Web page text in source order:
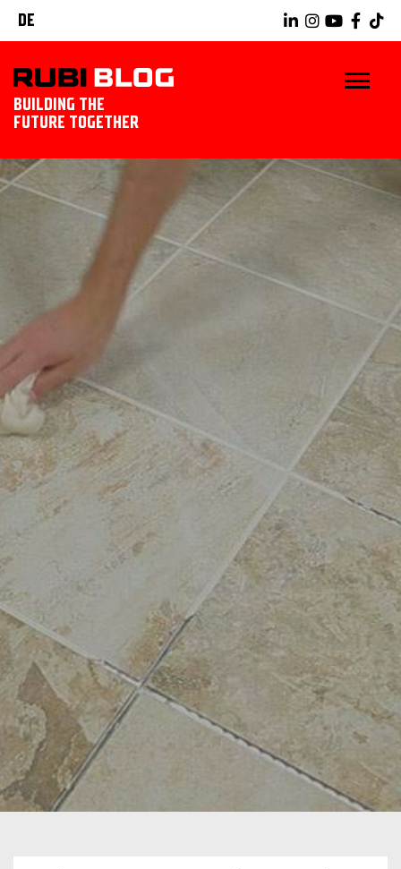
DE
BUILDING THE
FUTURE TOGETHER
BLOG
RUBIWERKZEUGE
ENTDECKEN SIE RUBI